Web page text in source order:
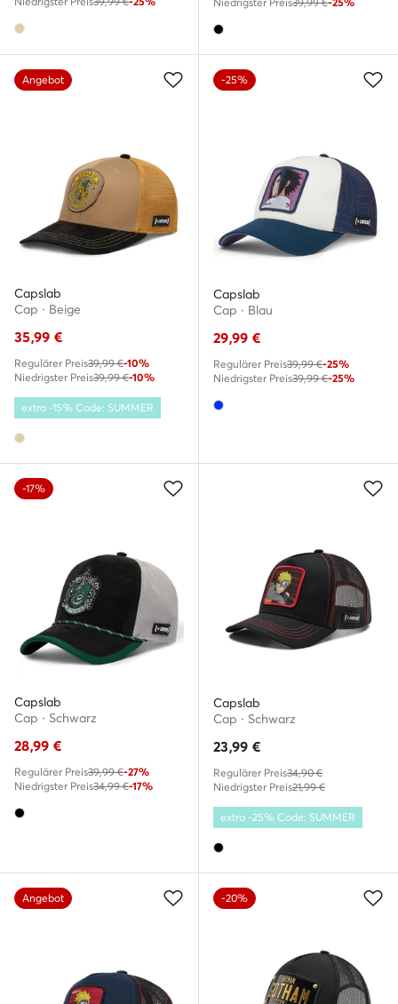
Angebot
Capslab
Cap · Beige
35,99 €
Regulärer Preis39,99 €-10%
Niedrigster Preis39,99 €-10%
extra -15% Code: SUMMER
-25%
Capslab
Cap · Blau
29,99 €
Regulärer Preis39,99 €-25%
Niedrigster Preis39,99 €-25%
-17%
Capslab
Cap · Schwarz
28,99 €
Regulärer Preis39,99 €-27%
Niedrigster Preis34,99 €-17%
Capslab
Cap · Schwarz
23,99 €
Regulärer Preis34,90 €
Niedrigster Preis21,99 €
extra -25% Code: SUMMER
Angebot -20%